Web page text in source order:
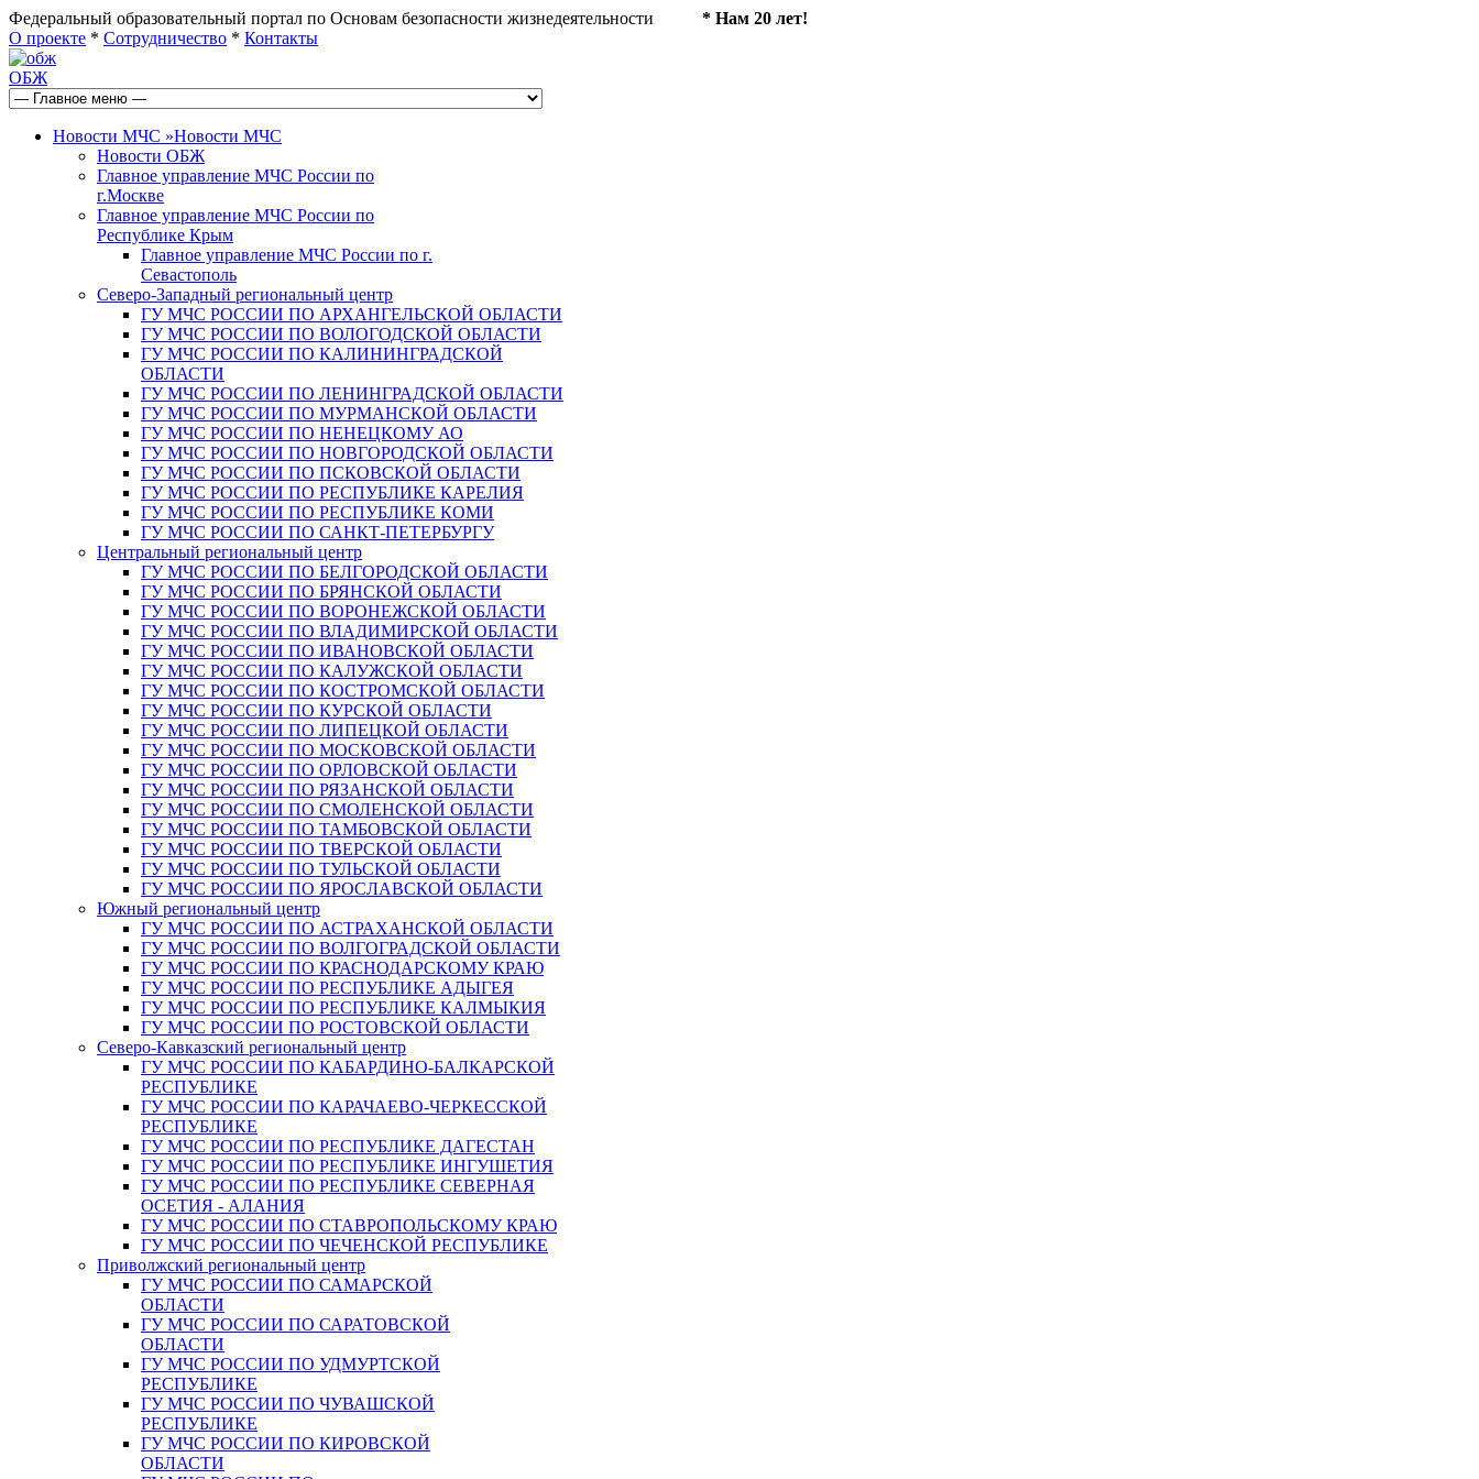
Федеральный образовательный портал по Основам безопасности жизнедеятельности * Нам 20 лет!
О проекте * Сотрудничество * Контакты
ОБЖ
Новости МЧС »Новости МЧС
Новости ОБЖ
Главное управление МЧС России по
г.Москве
Главное управление МЧС России по
Республике Крым
Главное управление МЧС России по г.
Севастополь
Северо-Западный региональный центр
ГУ МЧС РОССИИ ПО АРХАНГЕЛЬСКОЙ ОБЛАСТИ
ГУ МЧС РОССИИ ПО ВОЛОГОДСКОЙ ОБЛАСТИ
ГУ МЧС РОССИИ ПО КАЛИНИНГРАДСКОЙ
ОБЛАСТИ
ГУ МЧС РОССИИ ПО ЛЕНИНГРАДСКОЙ ОБЛАСТИ
ГУ МЧС РОССИИ ПО МУРМАНСКОЙ ОБЛАСТИ
ГУ МЧС РОССИИ ПО НЕНЕЦКОМУ АО
ГУ МЧС РОССИИ ПО НОВГОРОДСКОЙ ОБЛАСТИ
ГУ МЧС РОССИИ ПО ПСКОВСКОЙ ОБЛАСТИ
ГУ МЧС РОССИИ ПО РЕСПУБЛИКЕ КАРЕЛИЯ
ГУ МЧС РОССИИ ПО РЕСПУБЛИКЕ КОМИ
ГУ МЧС РОССИИ ПО САНКТ-ПЕТЕРБУРГУ
Центральный региональный центр
ГУ МЧС РОССИИ ПО БЕЛГОРОДСКОЙ ОБЛАСТИ
ГУ МЧС РОССИИ ПО БРЯНСКОЙ ОБЛАСТИ
ГУ МЧС РОССИИ ПО ВОРОНЕЖСКОЙ ОБЛАСТИ
ГУ МЧС РОССИИ ПО ВЛАДИМИРСКОЙ ОБЛАСТИ
ГУ МЧС РОССИИ ПО ИВАНОВСКОЙ ОБЛАСТИ
ГУ МЧС РОССИИ ПО КАЛУЖСКОЙ ОБЛАСТИ
ГУ МЧС РОССИИ ПО КОСТРОМСКОЙ ОБЛАСТИ
ГУ МЧС РОССИИ ПО КУРСКОЙ ОБЛАСТИ
ГУ МЧС РОССИИ ПО ЛИПЕЦКОЙ ОБЛАСТИ
ГУ МЧС РОССИИ ПО МОСКОВСКОЙ ОБЛАСТИ
ГУ МЧС РОССИИ ПО ОРЛОВСКОЙ ОБЛАСТИ
ГУ МЧС РОССИИ ПО РЯЗАНСКОЙ ОБЛАСТИ
ГУ МЧС РОССИИ ПО СМОЛЕНСКОЙ ОБЛАСТИ
ГУ МЧС РОССИИ ПО ТАМБОВСКОЙ ОБЛАСТИ
ГУ МЧС РОССИИ ПО ТВЕРСКОЙ ОБЛАСТИ
ГУ МЧС РОССИИ ПО ТУЛЬСКОЙ ОБЛАСТИ
ГУ МЧС РОССИИ ПО ЯРОСЛАВСКОЙ ОБЛАСТИ
Южный региональный центр
ГУ МЧС РОССИИ ПО АСТРАХАНСКОЙ ОБЛАСТИ
ГУ МЧС РОССИИ ПО ВОЛГОГРАДСКОЙ ОБЛАСТИ
ГУ МЧС РОССИИ ПО КРАСНОДАРСКОМУ КРАЮ
ГУ МЧС РОССИИ ПО РЕСПУБЛИКЕ АДЫГЕЯ
ГУ МЧС РОССИИ ПО РЕСПУБЛИКЕ КАЛМЫКИЯ
ГУ МЧС РОССИИ ПО РОСТОВСКОЙ ОБЛАСТИ
Северо-Кавказский региональный центр
ГУ МЧС РОССИИ ПО КАБАРДИНО-БАЛКАРСКОЙ
РЕСПУБЛИКЕ
ГУ МЧС РОССИИ ПО КАРАЧАЕВО-ЧЕРКЕССКОЙ
РЕСПУБЛИКЕ
ГУ МЧС РОССИИ ПО РЕСПУБЛИКЕ ДАГЕСТАН
ГУ МЧС РОССИИ ПО РЕСПУБЛИКЕ ИНГУШЕТИЯ
ГУ МЧС РОССИИ ПО РЕСПУБЛИКЕ СЕВЕРНАЯ
ОСЕТИЯ - АЛАНИЯ
ГУ МЧС РОССИИ ПО СТАВРОПОЛЬСКОМУ КРАЮ
ГУ МЧС РОССИИ ПО ЧЕЧЕНСКОЙ РЕСПУБЛИКЕ
Приволжский региональный центр
ГУ МЧС РОССИИ ПО САМАРСКОЙ
ОБЛАСТИ
ГУ МЧС РОССИИ ПО САРАТОВСКОЙ
ОБЛАСТИ
ГУ МЧС РОССИИ ПО УДМУРТСКОЙ
РЕСПУБЛИКЕ
ГУ МЧС РОССИИ ПО ЧУВАШСКОЙ
РЕСПУБЛИКЕ
ГУ МЧС РОССИИ ПО КИРОВСКОЙ
ОБЛАСТИ